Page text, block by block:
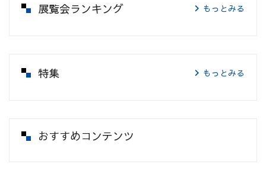
展覧会ランキング もっとみる
特集 もっとみる
おすすめコンテンツ